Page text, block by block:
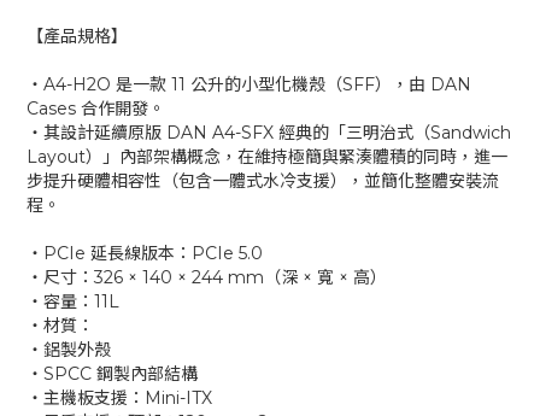
【產品規格】
‧A4-H2O 是一款 11 公升的小型化機殼（SFF），由 DAN
Cases 合作開發。
‧其設計延續原版 DAN A4-SFX 經典的「三明治式（Sandwich
Layout）」內部架構概念，在維持極簡與緊湊體積的同時，進一
步提升硬體相容性（包含一體式水冷支援），並簡化整體安裝流
程。
‧PCIe 延長線版本：PCIe 5.0
‧尺寸：326 × 140 × 244 mm（深 × 寬 × 高）
‧容量：11L
‧材質：
‧鋁製外殼
‧SPCC 鋼製內部結構
‧主機板支援：Mini-ITX